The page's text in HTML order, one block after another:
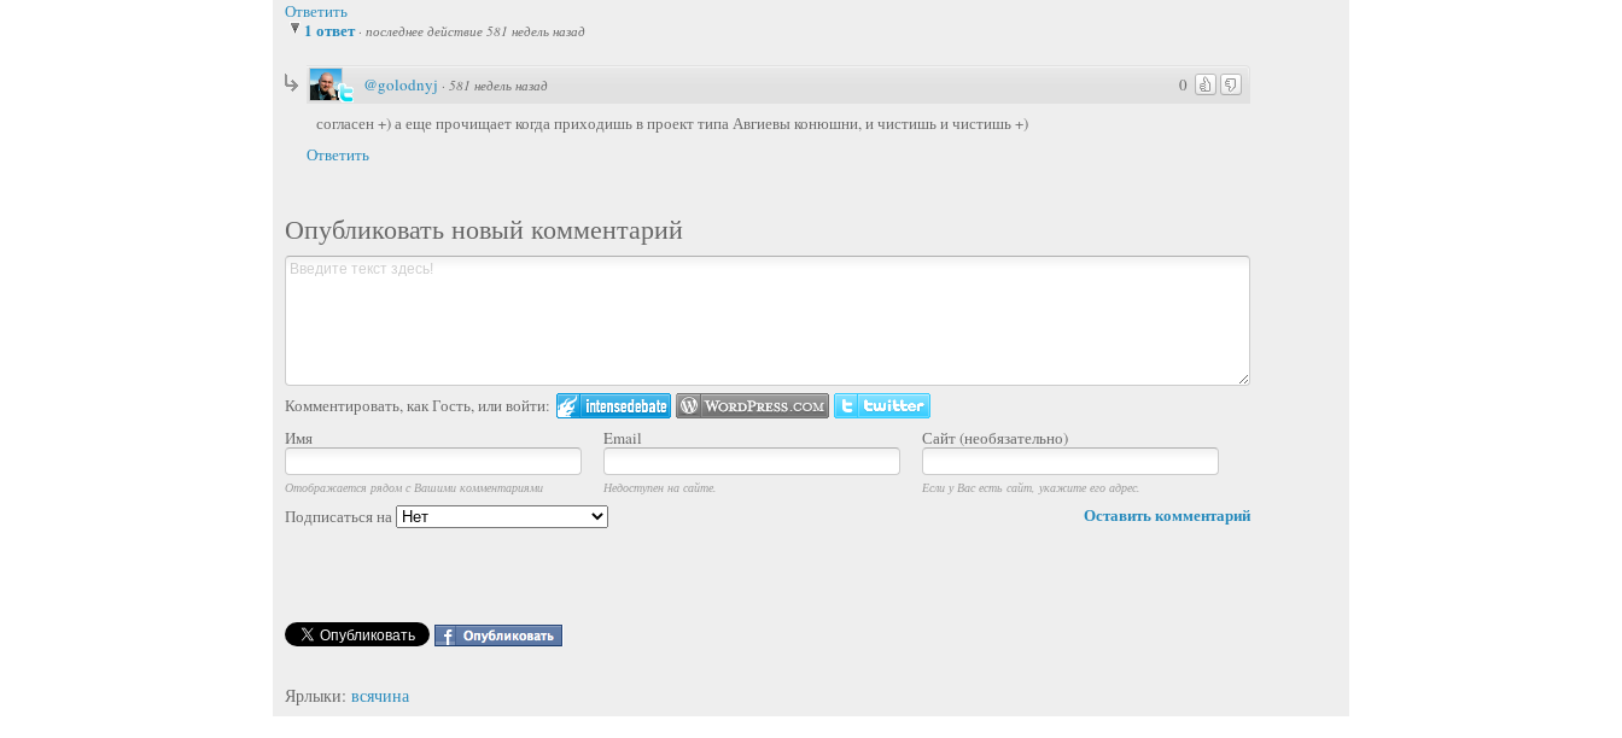
Ответить
1 ответ · последнее действие 581 недель назад
0
@golodnyj · 581 недель назад
согласен +) а еще прочищает когда приходишь в проект типа Авгиевы конюшни, и чистишь и чистишь +)
Ответить
Опубликовать новый комментарий
Комментировать, как Гость, или войти:
Имя
Email Сайт (необязательно)
Отображается рядом с Вашими комментариями Недоступен на сайте. Если у Вас есть сайт, укажите его адрес.
Оставить комментарий
Подписаться на
Ярлыки: всячина